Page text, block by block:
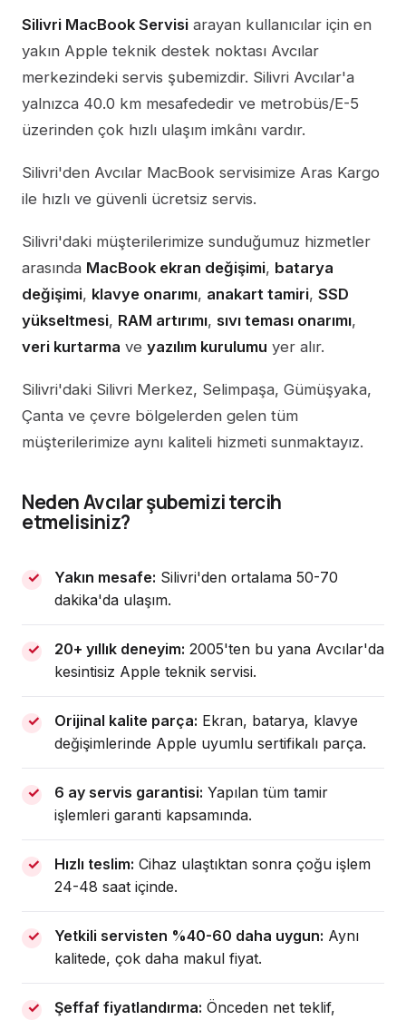
Silivri MacBook Servisi arayan kullanıcılar için en
yakın Apple teknik destek noktası Avcılar
merkezindeki servis şubemizdir. Silivri Avcılar'a
yalnızca 40.0 km mesafededir ve metrobüs/E-5
üzerinden çok hızlı ulaşım imkânı vardır.
Silivri'den Avcılar MacBook servisimize Aras Kargo
ile hızlı ve güvenli ücretsiz servis.
Silivri'daki müşterilerimize sunduğumuz hizmetler
arasında MacBook ekran değişimi, batarya
değişimi, klavye onarımı, anakart tamiri, SSD
yükseltmesi, RAM artırımı, sıvı teması onarımı,
veri kurtarma ve yazılım kurulumu yer alır.
Silivri'daki Silivri Merkez, Selimpaşa, Gümüşyaka,
Çanta ve çevre bölgelerden gelen tüm
müşterilerimize aynı kaliteli hizmeti sunmaktayız.
Neden Avcılar şubemizi tercih
etmelisiniz?
Yakın mesafe: Silivri'den ortalama 50-70
dakika'da ulaşım.
20+ yıllık deneyim: 2005'ten bu yana Avcılar'da
kesintisiz Apple teknik servisi.
Orijinal kalite parça: Ekran, batarya, klavye
değişimlerinde Apple uyumlu sertifikalı parça.
6 ay servis garantisi: Yapılan tüm tamir
işlemleri garanti kapsamında.
Hızlı teslim: Cihaz ulaştıktan sonra çoğu işlem
24-48 saat içinde.
Yetkili servisten %40-60 daha uygun: Aynı
kalitede, çok daha makul fiyat.
Şeffaf fiyatlandırma: Önceden net teklif,